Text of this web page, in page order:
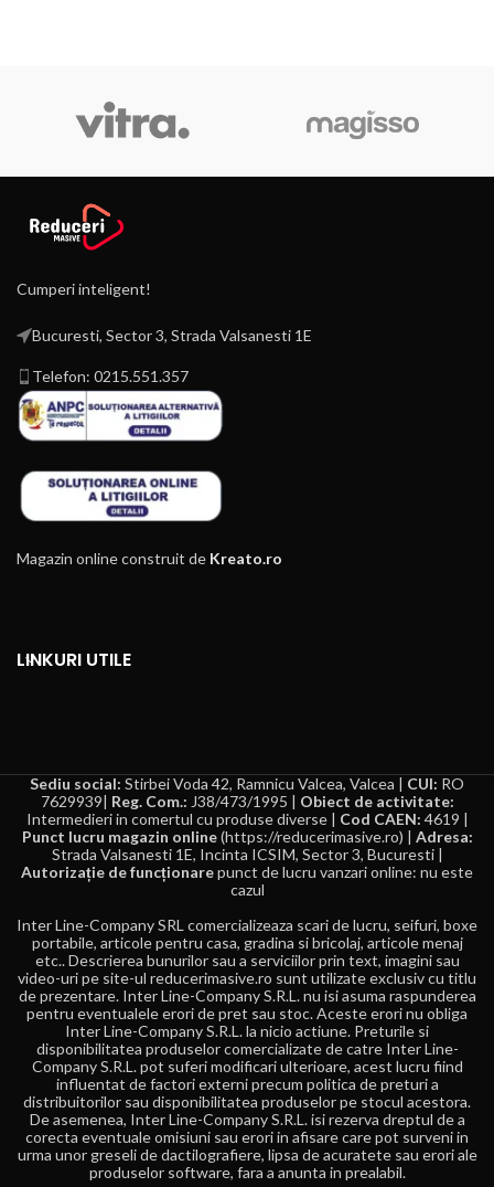
Cumperi inteligent!
Bucuresti, Sector 3, Strada Valsanesti 1E
Telefon: 0215.551.357
Magazin online construit de Kreato.ro
LINKURI UTILE
Sediu social: Stirbei Voda 42, Ramnicu Valcea, Valcea | CUI: RO
7629939| Reg. Com.: J38/473/1995 | Obiect de activitate:
Intermedieri in comertul cu produse diverse | Cod CAEN: 4619 |
Punct lucru magazin online(https://reducerimasive.ro) | Adresa:
Strada Valsanesti 1E, Incinta ICSIM, Sector 3, Bucuresti |
Autorizație de funcționarepunct de lucru vanzari online: nu este
cazul
Inter Line-Company SRL comercializeaza scari de lucru, seifuri, boxe
portabile, articole pentru casa, gradina si bricolaj, articole menaj
etc.. Descrierea bunurilor sau a serviciilor prin text, imagini sau
video-uri pe site-ul reducerimasive.ro sunt utilizate exclusiv cu titlu
de prezentare. Inter Line-Company S.R.L. nu isi asuma raspunderea
pentru eventualele erori de pret sau stoc. Aceste erori nu obliga
Inter Line-Company S.R.L. la nicio actiune. Preturile si
disponibilitatea produselor comercializate de catre Inter Line-
Company S.R.L. pot suferi modificari ulterioare, acest lucru fiind
influentat de factori externi precum politica de preturi a
distribuitorilor sau disponibilitatea produselor pe stocul acestora.
De asemenea, Inter Line-Company S.R.L. isi rezerva dreptul de a
corecta eventuale omisiuni sau erori in afisare care pot surveni in
urma unor greseli de dactilografiere, lipsa de acuratete sau erori ale
produselor software, fara a anunta in prealabil.